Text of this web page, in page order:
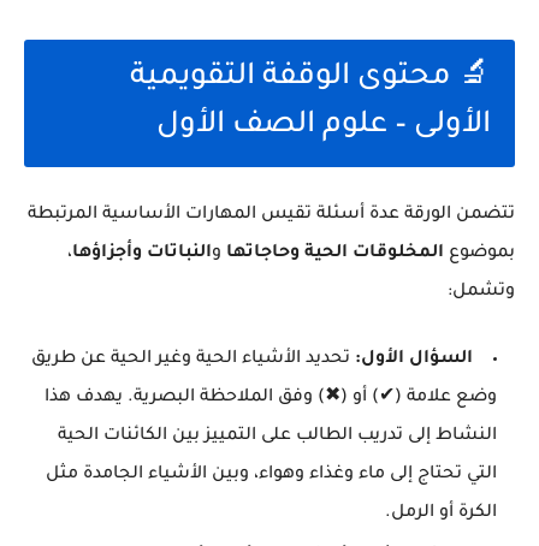
🔬 محتوى الوقفة التقويمية
الأولى – علوم الصف الأول
تتضمن الورقة عدة أسئلة تقيس المهارات الأساسية المرتبطة
بموضوع المخلوقات الحية وحاجاتها والنباتات وأجزاؤها،
وتشمل:
السؤال الأول: تحديد الأشياء الحية وغير الحية عن طريق
وضع علامة (✔) أو (✖) وفق الملاحظة البصرية. يهدف هذا
النشاط إلى تدريب الطالب على التمييز بين الكائنات الحية
التي تحتاج إلى ماء وغذاء وهواء، وبين الأشياء الجامدة مثل
الكرة أو الرمل.